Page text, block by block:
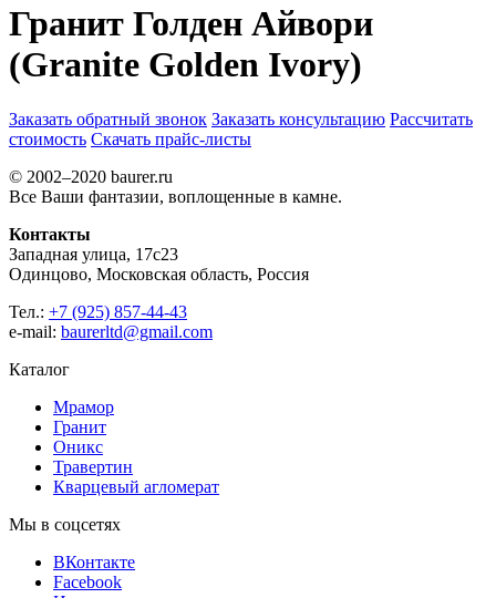
Гранит Голден Айвори
(Granite Golden Ivory)
Заказать обратный звонок Заказать консультацию Рассчитать
стоимость Скачать прайс-листы
© 2002–2020 baurer.ru
Все Ваши фантазии, воплощенные в камне.
Контакты
Западная улица, 17с23
Одинцово, Московская область, Россия
Тел.: +7 (925) 857-44-43
e-mail: baurerltd@gmail.com
Каталог
Мрамор
Гранит
Оникс
Травертин
Кварцевый агломерат
Мы в соцсетях
ВКонтакте
Facebook